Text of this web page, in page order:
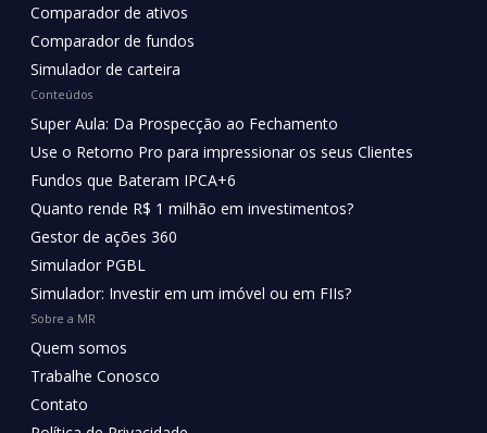
Comparador de ativos
Comparador de fundos
Simulador de carteira
Conteúdos
Super Aula: Da Prospecção ao Fechamento
Use o Retorno Pro para impressionar os seus Clientes
Fundos que Bateram IPCA+6
Quanto rende R$ 1 milhão em investimentos?
Gestor de ações 360
Simulador PGBL
Simulador: Investir em um imóvel ou em FIIs?
Sobre a MR
Quem somos
Trabalhe Conosco
Contato